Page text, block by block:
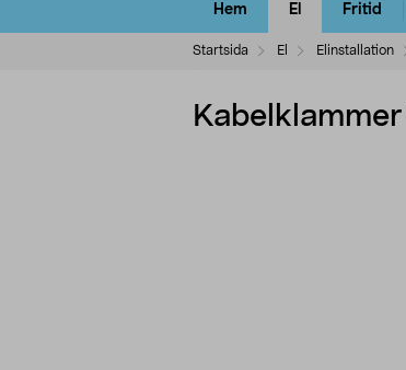
Hem El Fritid
Startsida El Elinstallation